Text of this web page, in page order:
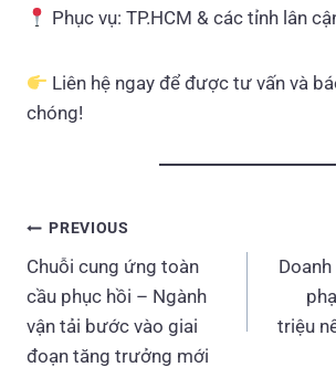
Phục vụ: TP.HCM & các tỉnh lân
Liên hệ ngay để được tư vấn và
chóng!
Điều
hướng
bài
viết
PREVIOUS
Chuỗi cung ứng toàn
cầu phục hồi – Ngành
vận tải bước vào giai
đoạn tăng trưởng mới
triệu